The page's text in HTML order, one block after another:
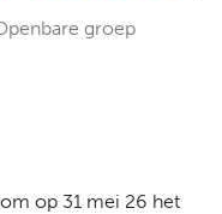
groep
op 31 mei 26 het